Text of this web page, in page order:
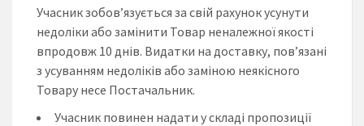
Учасник зобов’язується за свій рахунок усунути
недоліки або замінити Товар неналежної якості
впродовж 10 днів. Видатки на доставку, пов’язані
з усуванням недоліків або заміною неякісного
Товару несе Постачальник.
Учасник повинен надати у складі пропозиції